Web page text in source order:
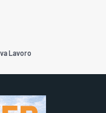
Lavoro